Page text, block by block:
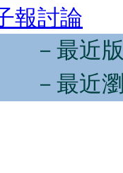
報討論
－最近
－最近